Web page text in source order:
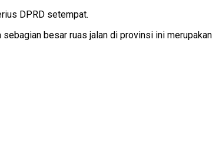
DPRD setempat.
besar ruas jalan di provinsi ini merupakan